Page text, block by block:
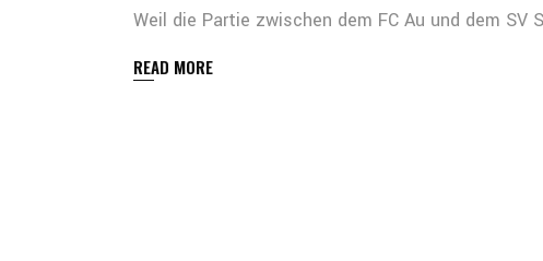
Weil die Partie zwischen dem FC Au und dem
READ MORE